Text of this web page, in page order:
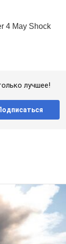
лучшее!